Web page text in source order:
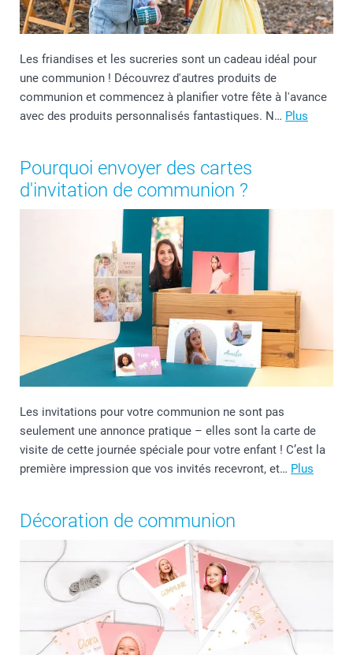
Les friandises et les sucreries sont un cadeau idéal pour
une communion ! Découvrez d'autres produits de
communion et commencez à planifier votre fête à l'avance
avec des produits personnalisés fantastiques. N… Plus
Pourquoi envoyer des cartes
d'invitation de communion ?
Les invitations pour votre communion ne sont pas
seulement une annonce pratique – elles sont la carte de
visite de cette journée spéciale pour votre enfant ! C’est la
première impression que vos invités recevront, et… Plus
Décoration de communion